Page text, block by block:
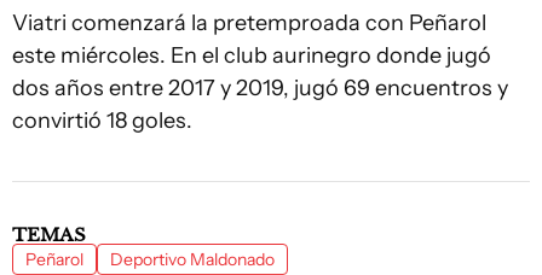
Viatri comenzará la pretemproada con Peñarol
este miércoles. En el club aurinegro donde jugó
dos años entre 2017 y 2019, jugó 69 encuentros y
convirtió 18 goles.
TEMAS
Peñarol Deportivo Maldonado